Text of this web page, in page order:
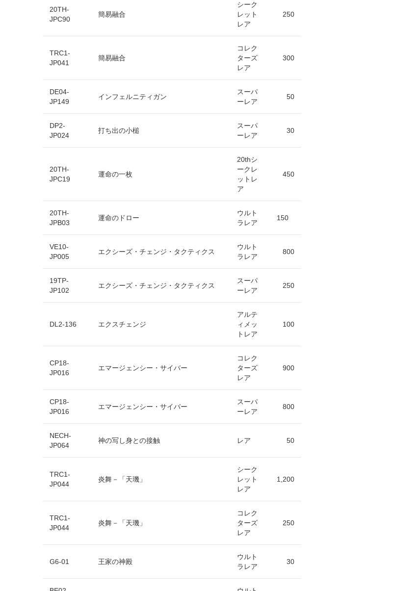
20TH-
JPC90
簡易融合
シーク
レット
レア
250
TRC1-
JP041
簡易融合
コレク
ターズ
レア
300
DE04-
JP149
インフェルニティガン
スーパ
ーレア
50
DP2-
JP024
打ち出の小槌
スーパ
ーレア
30
20TH-
JPC19
運命の一枚
20thシ
ークレ
ットレ
ア
450
20TH-
JPB03
運命のドロー
ウルト
ラレア
150
VE10-
JP005
エクシーズ・チェンジ・タクティクス
ウルト
ラレア
800
19TP-
JP102
エクシーズ・チェンジ・タクティクス
スーパ
ーレア
250
DL2-136 エクスチェンジ
アルテ
ィメッ
トレア
100
CP18-
JP016
エマージェンシー・サイバー
コレク
ターズ
レア
900
CP18-
JP016
エマージェンシー・サイバー
スーパ
ーレア
800
NECH-
JP064
神の写し身との接触 レア 50
TRC1-
JP044
炎舞－「天璣」
シーク
レット
レア
1,200
TRC1-
JP044
炎舞－「天璣」
コレク
ターズ
レア
250
G6-01 王家の神殿
ウルト
ラレア
30